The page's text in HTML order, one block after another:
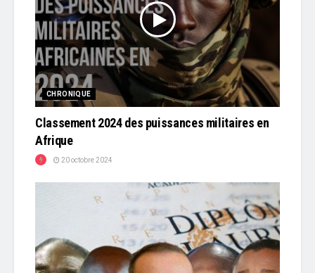
CHRONIQUE
Classement 2024 des puissances militaires en
Afrique
20 octobre 2024